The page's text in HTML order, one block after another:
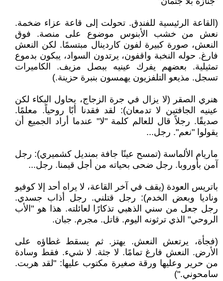
(القاعة الرئيسية للفندق. تحولت إلى قاعة عزاء ضخمة.
نعش من خشب الأبنوس موضوع على منصة. فوق
النعش، صورة كبيرة لفون كاردينال مبتسمًا. لكن النعش
فارغ. حوله النخبة واقفون، يرتدون السواد، يبكون بدموع
تمثيلية. بعضهم يفرك عينيه ببصل مزيف. الكاميرات
تسجل. مذيعو التلفزيون يهمسون بنبرة حزينة.)
هنري الصقر (لا يزال في جرة الزجاج، يحاول البكاء لكن
عينيه الجافتين لا تدمعان): لقد فقدنا أبًا روحياً. معلمًا.
صديقًا. رجلاً قال للعالم كلمة "لا" عندما أراد الجميع أن
يقولوا "نعم". رجل...
ماريام الألماسة (تمسح عينًا جافة بمنديل كشميري): رجل
آمن بأوروبا. رجل ضحى بحياته من أجل قيمنا. رجل...
باتريس العودة (يقف في آخر القاعة، لا يراه أحد إلا كوفيو
وناديا وبعض الخدم): رجل قتلني. رجل أذاب جسدي.
رجل جعل من سني الذهبي تذكارًا لعائلته. هذا هو "الأب
الروحي" الذي ترثونه اليوم. قاتل. مجرم. جبان.
(فجأة، يرتعش النعش. يهتز. ثم يسقط غطاؤه على
الأرض. النعش فارغ تمامًا. لا جثة. لا شيء. فقط وسادة
من حرير وعليها ورقة صغيرة مكتوب عليها: "لقد هربت.
سامحوني.")